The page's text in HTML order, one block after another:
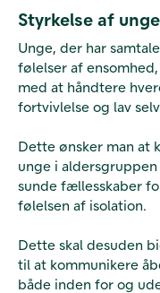
Styrkelse af
Unge, der har
følelser af
med at håndtere
fortvivlelse og lav
Dette ønsker man at
unge i
sunde fællesskaber
følelsen af isolation.
Dette skal desuden
til at kommunikere
både inden for og